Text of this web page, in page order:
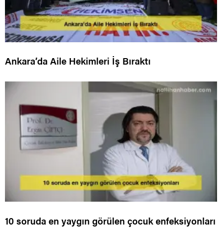
Ankara’da Aile Hekimleri İş Bıraktı
10 soruda en yaygın görülen çocuk enfeksiyonları